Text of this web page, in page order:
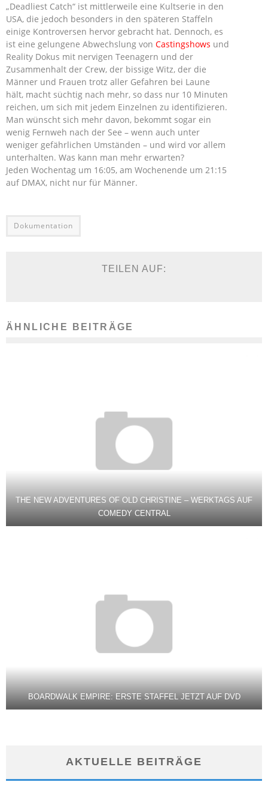
„Deadliest Catch“ ist mittlerweile eine Kultserie in den
USA, die jedoch besonders in den späteren Staffeln
einige Kontroversen hervor gebracht hat. Dennoch, es
ist eine gelungene Abwechslung von Castingshows und
Reality Dokus mit nervigen Teenagern und der
Zusammenhalt der Crew, der bissige Witz, der die
Männer und Frauen trotz aller Gefahren bei Laune
hält, macht süchtig nach mehr, so dass nur 10 Minuten
reichen, um sich mit jedem Einzelnen zu identifizieren.
Man wünscht sich mehr davon, bekommt sogar ein
wenig Fernweh nach der See – wenn auch unter
weniger gefährlichen Umständen – und wird vor allem
unterhalten. Was kann man mehr erwarten?
Jeden Wochentag um 16:05, am Wochenende um 21:15
auf DMAX, nicht nur für Männer.
Dokumentation
TEILEN AUF:
ÄHNLICHE BEITRÄGE
THE NEW ADVENTURES OF OLD CHRISTINE – WERKTAGS AUF
COMEDY CENTRAL
BOARDWALK EMPIRE: ERSTE STAFFEL JETZT AUF DVD
AKTUELLE BEITRÄGE